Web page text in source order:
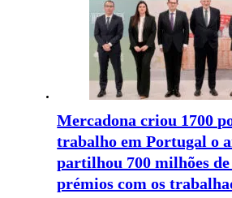
Mercadona criou 1700
trabalho em Portugal o
partilhou 700 milhões de
prémios com os